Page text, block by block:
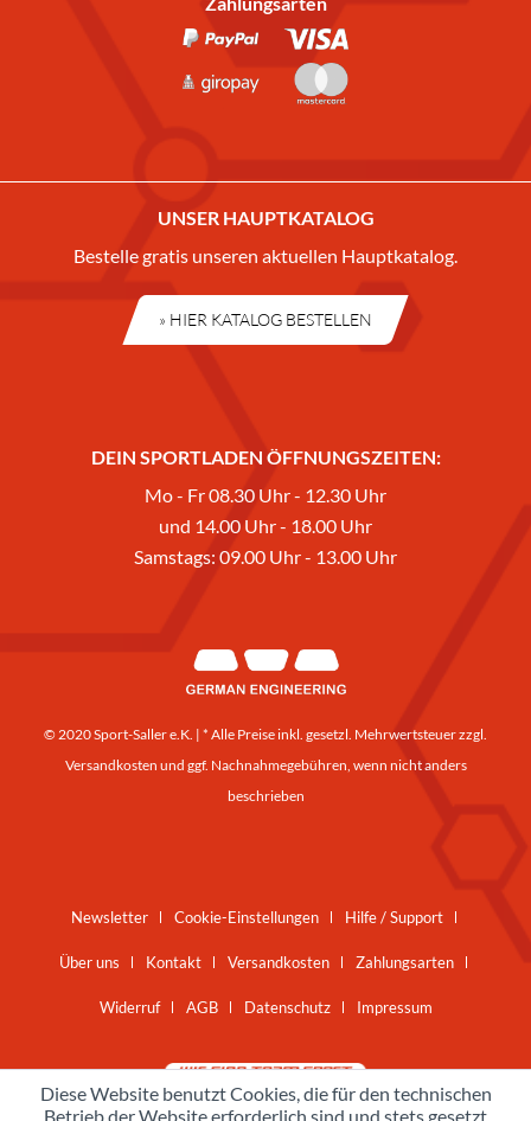
UNSER HAUPTKATALOG
Bestelle gratis unseren aktuellen Hauptkatalog.
» HIER KATALOG BESTELLEN
DEIN SPORTLADEN ÖFFNUNGSZEITEN:
Mo - Fr 08.30 Uhr - 12.30 Uhr
und 14.00 Uhr - 18.00 Uhr
Samstags: 09.00 Uhr - 13.00 Uhr
© 2020 Sport-Saller e.K. | * Alle Preise inkl. gesetzl. Mehrwertsteuer zzgl.
Versandkosten und ggf. Nachnahmegebühren, wenn nicht anders
beschrieben
Newsletter Cookie-Einstellungen Hilfe / Support
Über uns Kontakt Versandkosten Zahlungsarten
Widerruf AGB Datenschutz Impressum
Diese Website benutzt Cookies, die für den technischen
Betrieb der Website erforderlich sind und stets gesetzt